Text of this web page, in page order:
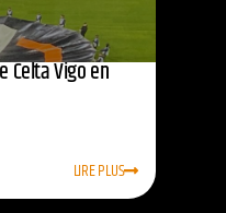
Celta Vigo en
LIRE PLUS